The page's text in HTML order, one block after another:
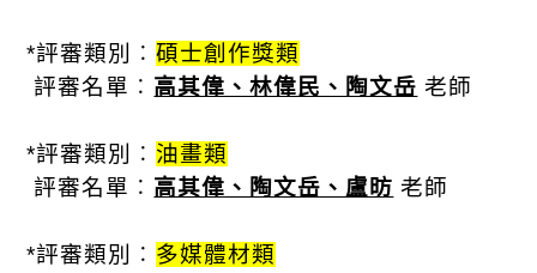
*評審類別︰碩士創作獎類
評審名單︰ 高其偉、林偉民、陶文岳 老師
*評審類別︰ 油畫類
評審名單︰ 高其偉、陶文岳、盧昉 老師
*評審類別︰ 多媒體材類